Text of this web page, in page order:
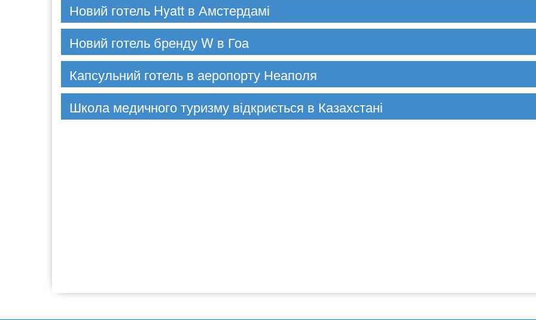
Новий готель Hyatt в Амстердамі
Новий готель бренду W в Гоа
Капсульний готель в аеропорту Неаполя
Школа медичного туризму відкриється в Казахстані